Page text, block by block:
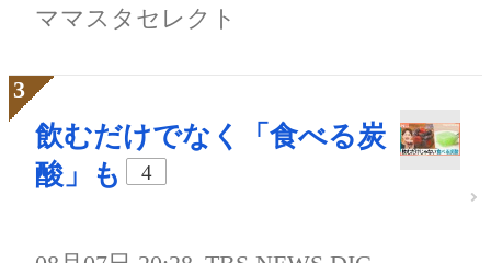
ママスタセレクト
飲むだけでなく「食べる炭
酸」も
4